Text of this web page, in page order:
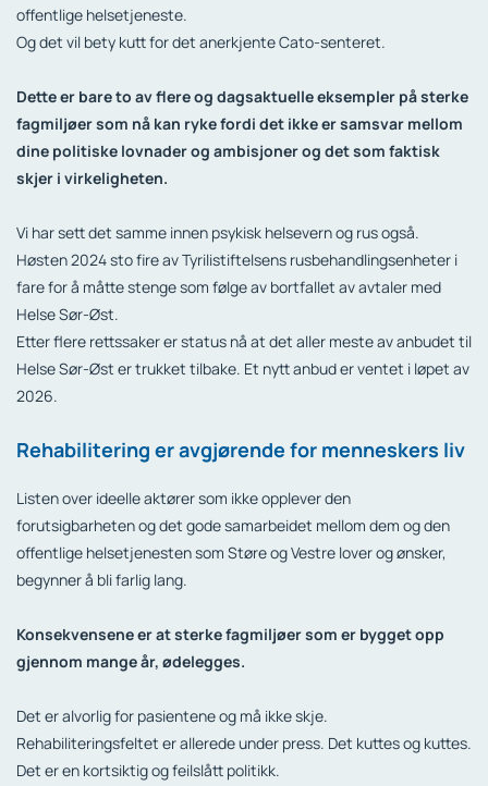
offentlige helsetjeneste.
Og det vil bety kutt for det anerkjente Cato-senteret.
Dette er bare to av flere og dagsaktuelle eksempler på sterke
fagmiljøer som nå kan ryke fordi det ikke er samsvar mellom
dine politiske lovnader og ambisjoner og det som faktisk
skjer i virkeligheten.
Vi har sett det samme innen psykisk helsevern og rus også.
Høsten 2024 sto fire av Tyrilistiftelsens rusbehandlingsenheter i
fare for å måtte stenge som følge av bortfallet av avtaler med
Helse Sør-Øst.
Etter flere rettssaker er status nå at det aller meste av anbudet til
Helse Sør-Øst er trukket tilbake. Et nytt anbud er ventet i løpet av
2026.
Rehabilitering er avgjørende for menneskers liv
Listen over ideelle aktører som ikke opplever den
forutsigbarheten og det gode samarbeidet mellom dem og den
offentlige helsetjenesten som Støre og Vestre lover og ønsker,
begynner å bli farlig lang.
Konsekvensene er at sterke fagmiljøer som er bygget opp
gjennom mange år, ødelegges.
Det er alvorlig for pasientene og må ikke skje.
Rehabiliteringsfeltet er allerede under press. Det kuttes og kuttes.
Det er en kortsiktig og feilslått politikk.